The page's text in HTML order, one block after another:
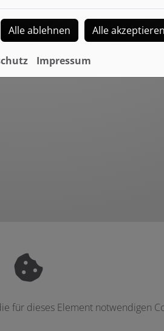
für dieses Element notwendigen
Alle ablehnen Alle akzeptieren
Impressum